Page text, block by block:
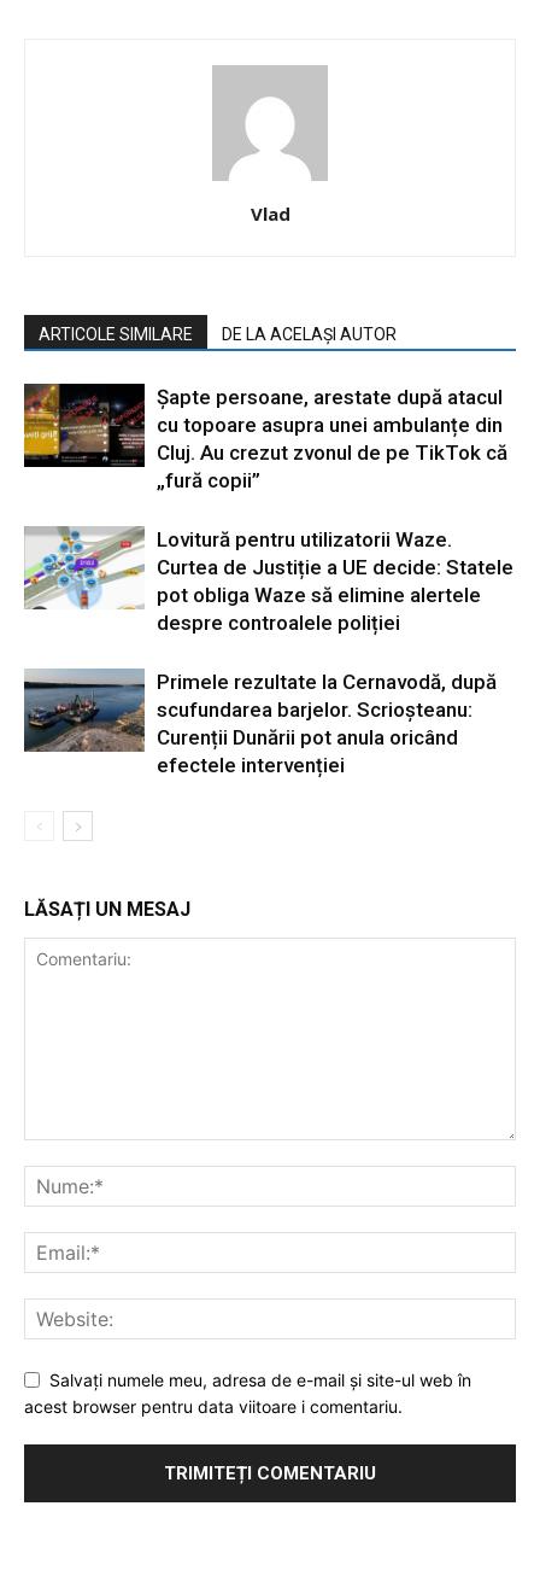
Vlad
ARTICOLE SIMILARE DE LA ACELAȘI AUTOR
Șapte persoane, arestate după atacul
cu topoare asupra unei ambulanțe din
Cluj. Au crezut zvonul de pe TikTok că
„fură copii”
Lovitură pentru utilizatorii Waze.
Curtea de Justiție a UE decide: Statele
pot obliga Waze să elimine alertele
despre controalele poliției
Primele rezultate la Cernavodă, după
scufundarea barjelor. Scrioșteanu:
Curenții Dunării pot anula oricând
efectele intervenției
LĂSAȚI UN MESAJ
Salvați numele meu, adresa de e-mail și site-ul web în
acest browser pentru data viitoare i comentariu.